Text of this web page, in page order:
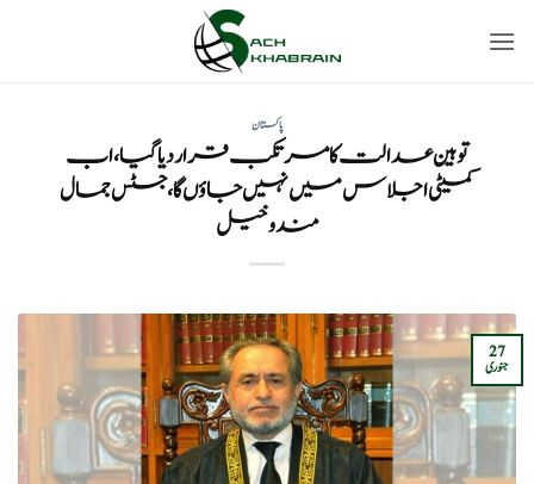
پاکستان
توہین عدالت کا مرتکب قرار دیاگیا، اب
کمیٹی اجلاس میں نہیں جاؤں گا، جسٹس جمال
مندوخیل
27
جنوری